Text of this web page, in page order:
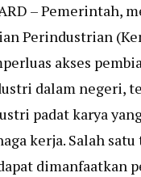
– Pemerintah,
Perindustrian
akses
dalam negeri,
padat karya
kerja. Salah
dimanfaatkan